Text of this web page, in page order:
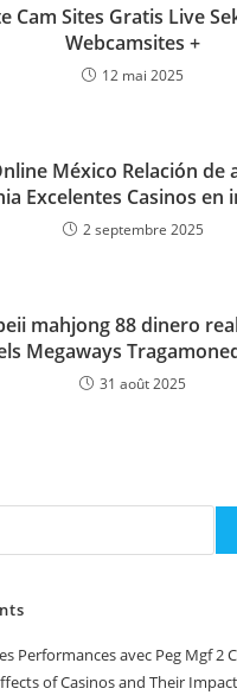
Cam Sites Gratis Live
Webcamsites +
12 mai 2025
México Relación
Excelentes Casinos en
2 septembre 2025
mahjong 88 dinero
Megaways
31 août 2025
Performances avec Peg Mgf 2
of Casinos and Their